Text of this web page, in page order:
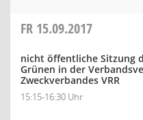
FR 15.09.2017
nicht öffentliche Sitzung
Grünen in der
Zweckverbandes VRR
15:15-16:30 Uhr